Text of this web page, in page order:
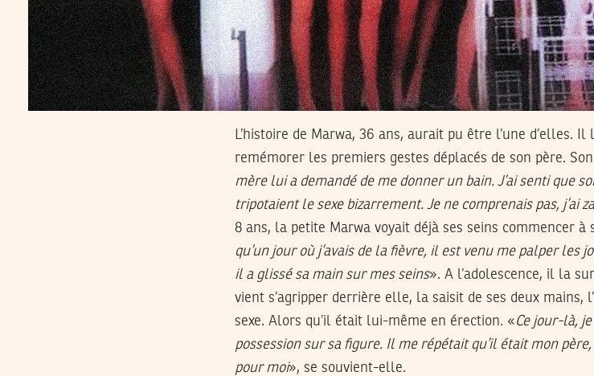
L’histoire de Marwa, 36 ans, aurait pu être l’une d’elles.
remémorer les premiers gestes déplacés de son père.
mère lui a demandé de me donner un bain. J’ai senti que
tripotaient le sexe bizarrement. Je ne comprenais pas, j’ai
8 ans, la petite Marwa voyait déjà ses seins commencer à
qu’un jour où j’avais de la fièvre, il est venu me palper
il a glissé sa main sur mes seins». A l’adolescence, il la
vient s’agripper derrière elle, la saisit de ses deux mains,
sexe. Alors qu’il était lui-même en érection. «Ce jour-là,
possession sur sa figure. Il me répétait qu’il était mon
pour moi», se souvient-elle.